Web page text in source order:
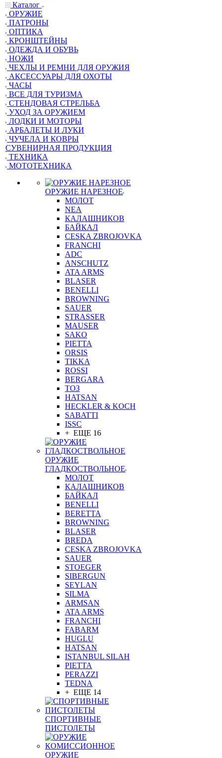
Каталог
ОРУЖИЕ
ПАТРОНЫ
ОПТИКА
КРОНШТЕЙНЫ
ОДЕЖДА И ОБУВЬ
НОЖИ
ЧЕХЛЫ И РЕМНИ ДЛЯ ОРУЖИЯ
АКСЕССУАРЫ ДЛЯ ОХОТЫ
ЧАСЫ
ВСЕ ДЛЯ ТУРИЗМА
СТЕНДОВАЯ СТРЕЛЬБА
УХОД ЗА ОРУЖИЕМ
ЛОДКИ И МОТОРЫ
АРБАЛЕТЫ И ЛУКИ
ЧУЧЕЛА И КОВРЫ
СУВЕНИРНАЯ ПРОДУКЦИЯ
ТЕХНИКА
МОТОТЕХНИКА
ОРУЖИЕ НАРЕЗНОЕ
МОЛОТ
NEA
КАЛАШНИКОВ
БАЙКАЛ
CESKA ZBROJOVKA
FRANCHI
ADC
ANSCHUTZ
ATA ARMS
BLASER
BENELLI
BROWNING
SAUER
STRASSER
MAUSER
SAKO
PIETTA
ORSIS
TIKKA
ROSSI
BERGARA
ТОЗ
HATSAN
HECKLER & KOCH
SABATTI
ISSC
+ ЕЩЕ 16
ОРУЖИЕ
ГЛАДКОСТВОЛЬНОЕ
МОЛОТ
КАЛАШНИКОВ
БАЙКАЛ
BENELLI
BERETTA
BROWNING
BLASER
BREDA
CESKA ZBROJOVKA
SAUER
STOEGER
SIBERGUN
SEYLAN
SILMA
ARMSAN
ATA ARMS
FRANCHI
FABARM
HUGLU
HATSAN
ISTANBUL SILAH
PIETTA
PERAZZI
TEDNA
+ ЕЩЕ 14
СПОРТИВНЫЕ
ПИСТОЛЕТЫ
ОРУЖИЕ